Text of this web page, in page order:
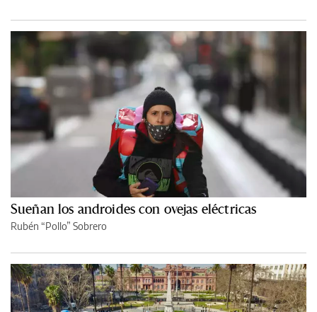
Sueñan los androides con ovejas eléctricas
Rubén “Pollo” Sobrero